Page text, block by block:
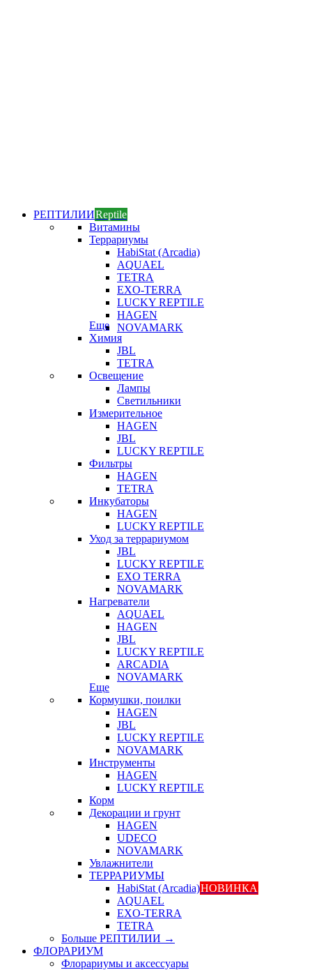
РЕПТИЛИИReptile
Витамины
Террариумы
HabiStat (Arcadia)
AQUAEL
TETRA
EXO-TERRA
LUCKY REPTILE
HAGEN
NOVAMARK
Еще
Химия
JBL
TETRA
Освещение
Лампы
Светильники
Измерительное
HAGEN
JBL
LUCKY REPTILE
Фильтры
HAGEN
TETRA
Инкубаторы
HAGEN
LUCKY REPTILE
Уход за террариумом
JBL
LUCKY REPTILE
EXO TERRA
NOVAMARK
Нагреватели
AQUAEL
HAGEN
JBL
LUCKY REPTILE
ARCADIA
NOVAMARK
Еще
Кормушки, поилки
HAGEN
JBL
LUCKY REPTILE
NOVAMARK
Инструменты
HAGEN
LUCKY REPTILE
Корм
Декорации и грунт
HAGEN
UDECO
NOVAMARK
Увлажнители
ТЕРРАРИУМЫ
HabiStat (Arcadia)НОВИНКА
AQUAEL
EXO-TERRA
TETRA
Больше РЕПТИЛИИ →
ФЛОРАРИУМ
Флорариумы и аксессуары